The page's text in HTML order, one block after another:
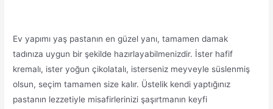
Ev yapımı yaş pastanın en güzel yanı, tamamen damak
tadınıza uygun bir şekilde hazırlayabilmenizdir. İster hafif
kremalı, ister yoğun çikolatalı, isterseniz meyveyle süslenmiş
olsun, seçim tamamen size kalır. Üstelik kendi yaptığınız
pastanın lezzetiyle misafirlerinizi şaşırtmanın keyfi